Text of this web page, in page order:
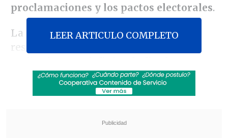
proclamaciones y los pactos electorales.
La instancia abordó esta jornada los
resultados del consejo del partido
los nombres que llevará la DC a la
LEER ARTICULO COMPLETO